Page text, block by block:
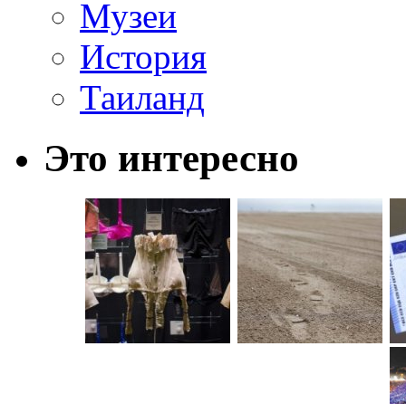
Музеи
История
Таиланд
Это интересно